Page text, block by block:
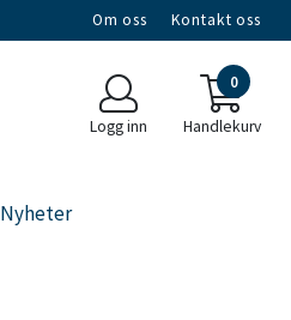
Om oss Kontakt oss
Logg inn
0
Handlekurv
Nyheter